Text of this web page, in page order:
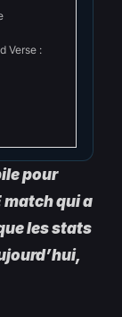
Verse :
pour
match qui a
les stats